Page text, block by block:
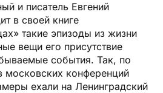
и писатель Евгений
в своей книге
такие эпизоды из жизни
вещи его присутствие
события. Так, по
московских конференций
ехали на Ленинградский